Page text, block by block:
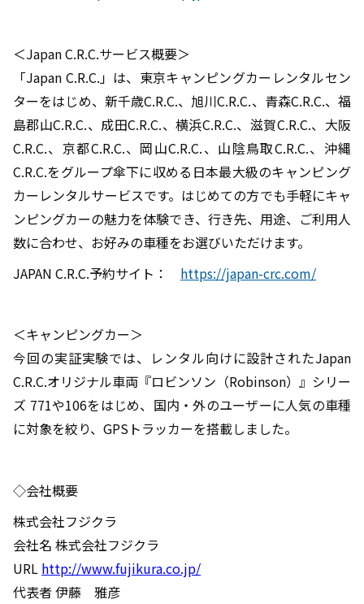
＜Japan C.R.C.サービス概要＞
「Japan C.R.C.」は、東京キャンピングカーレンタルセン
ターをはじめ、新千歳C.R.C.、旭川C.R.C.、青森C.R.C.、福
島郡山C.R.C.、成田C.R.C.、横浜C.R.C.、滋賀C.R.C.、大阪
C.R.C.、京都C.R.C.、岡山C.R.C.、山陰鳥取C.R.C.、沖縄
C.R.C.をグループ傘下に収める日本最大級のキャンピング
カーレンタルサービスです。はじめての方でも手軽にキャ
ンピングカーの魅力を体験でき、行き先、用途、ご利用人
数に合わせ、お好みの車種をお選びいただけます。
JAPAN C.R.C.予約サイト： https://japan-crc.com/
＜キャンピングカー＞
今回の実証実験では、レンタル向けに設計されたJapan
C.R.C.オリジナル車両『ロビンソン（Robinson）』シリー
ズ 771や106をはじめ、国内・外のユーザーに人気の車種
に対象を絞り、GPSトラッカーを搭載しました。
◇会社概要
株式会社フジクラ
会社名 株式会社フジクラ
URL http://www.fujikura.co.jp/
代表者 伊藤 雅彦